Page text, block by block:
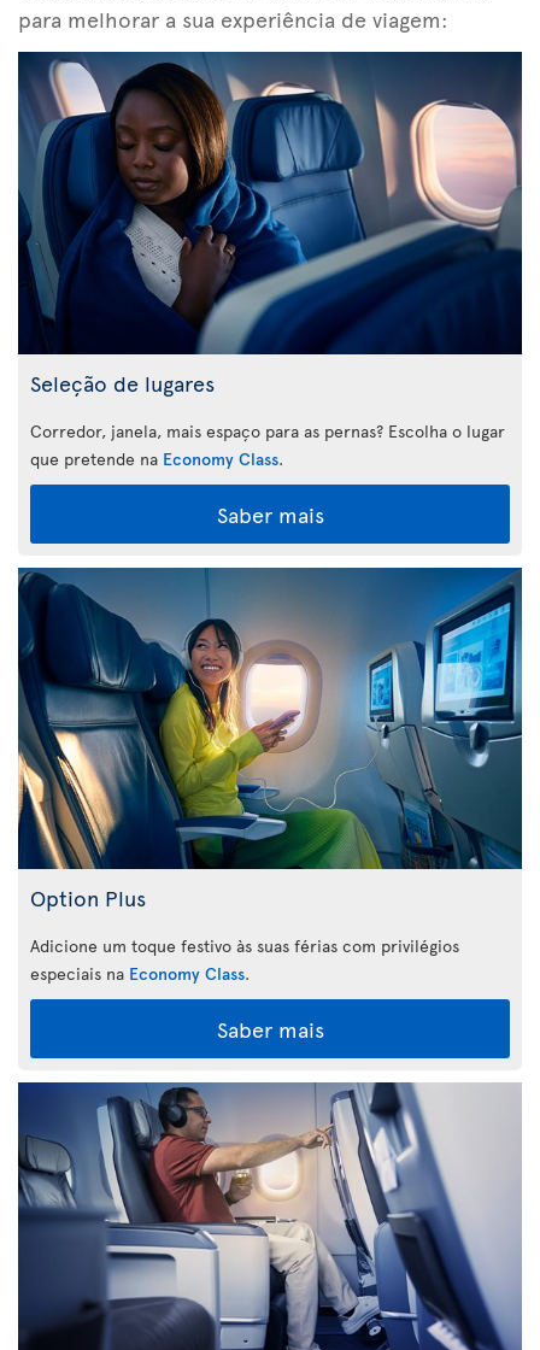
para melhorar a sua experiência de viagem:
Seleção de lugares
Corredor, janela, mais espaço para as pernas? Escolha o lugar
que pretende na Economy Class.
Saber mais
Option Plus
Adicione um toque festivo às suas férias com privilégios
especiais na Economy Class.
Saber mais